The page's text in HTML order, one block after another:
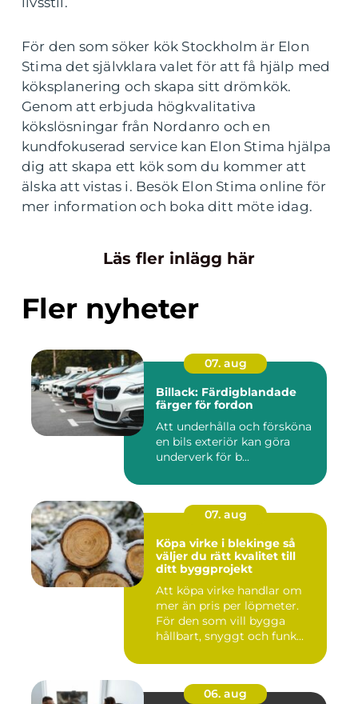
För den som söker kök Stockholm är Elon
Stima det självklara valet för att få hjälp med
köksplanering och skapa sitt drömkök.
Genom att erbjuda högkvalitativa
kökslösningar från Nordanro och en
kundfokuserad service kan Elon Stima hjälpa
dig att skapa ett kök som du kommer att
älska att vistas i. Besök Elon Stima online för
mer information och boka ditt möte idag.
Läs fler inlägg här
Fler nyheter
07. aug
Billack: Färdigblandade
färger för fordon
Att underhålla och försköna
en bils exteriör kan göra
underverk för b...
07. aug
Köpa virke i blekinge så
väljer du rätt kvalitet till
ditt byggprojekt
Att köpa virke handlar om
mer än pris per löpmeter.
För den som vill bygga
hållbart, snyggt och funk...
06. aug